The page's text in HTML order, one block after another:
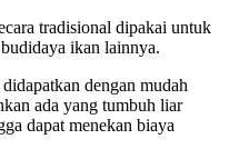
tradisional dipakai untuk
ikan lainnya.
dengan mudah
ada yang tumbuh liar
dapat menekan biaya